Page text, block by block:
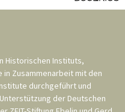
Historischen Instituts,
in Zusammenarbeit mit den
durchgeführt und
der Deutschen